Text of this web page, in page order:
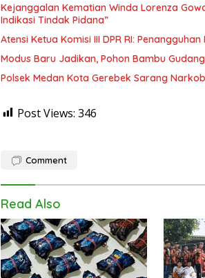
Kejanggalan Kematian Winda Lorenza
Indikasi Tindak Pidana”
Atensi Ketua Komisi III DPR RI:
Modus Baru Jadikan, Pohon Bambu
Polsek Medan Kota Gerebek Sarang
Post Views: 346
Comment
Read Also